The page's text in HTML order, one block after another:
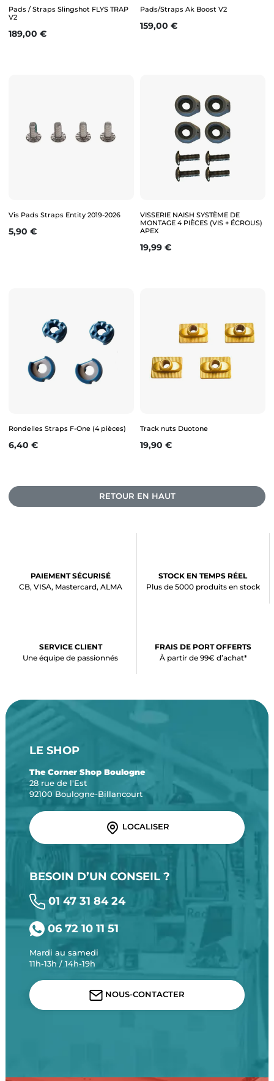
Pads / Straps Slingshot FLYS TRAP
V2
Prix
189,00 €
Pads/Straps Ak Boost V2
Prix
159,00 €
Vis Pads Straps Entity 2019-2026
Prix
5,90 €
VISSERIE NAISH SYSTÈME DE
MONTAGE 4 PIÈCES (VIS + ÉCROUS)
APEX
Prix
19,99 €
Rondelles Straps F-One (4 pièces)
Prix
6,40 €
Track nuts Duotone
Prix
19,90 €
RETOUR EN HAUT
PAIEMENT SÉCURISÉ
CB, VISA, Mastercard, ALMA
STOCK EN TEMPS RÉEL
Plus de 5000 produits en stock
SERVICE CLIENT
Une équipe de passionnés
FRAIS DE PORT OFFERTS
À partir de 99€ d’achat*
LE SHOP
The Corner Shop Boulogne
28 rue de l'Est
92100 Boulogne-Billancourt
LOCALISER
BESOIN D’UN CONSEIL ?
01 47 31 84 24
06 72 10 11 51
Mardi au samedi
11h-13h / 14h-19h
NOUS-CONTACTER